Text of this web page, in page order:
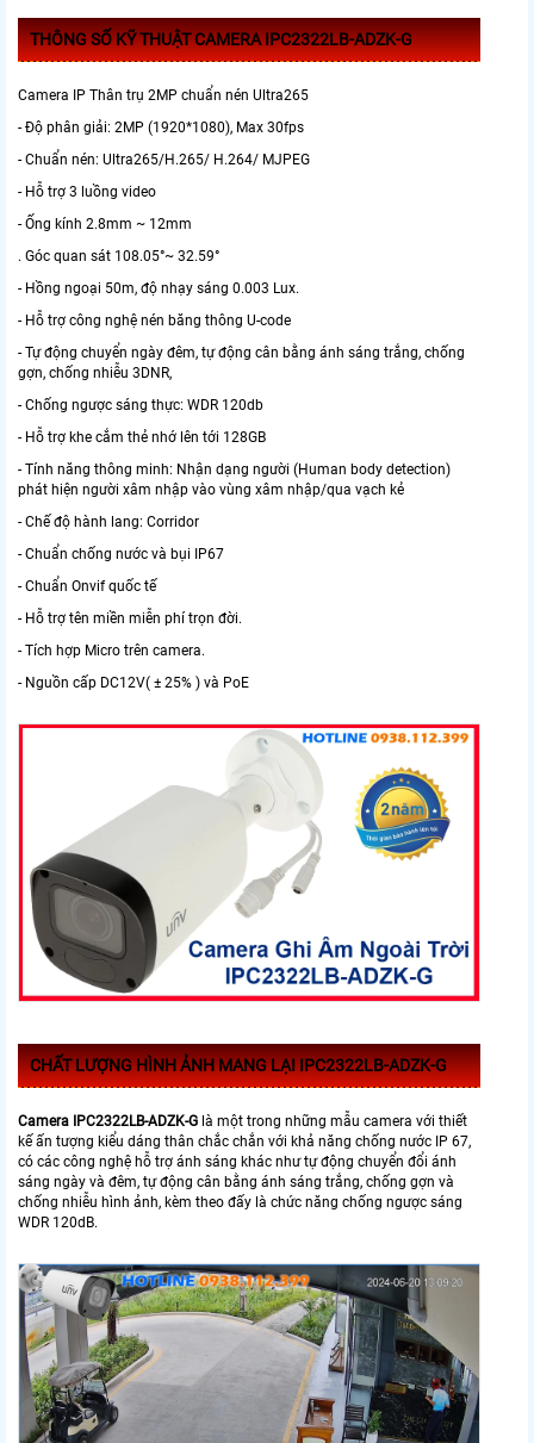
THÔNG SỐ KỸ THUẬT CAMERA IPC2322LB-ADZK-G
Camera IP Thân trụ 2MP chuẩn nén Ultra265
- Độ phân giải: 2MP (1920*1080), Max 30fps
- Chuẩn nén: Ultra265/H.265/ H.264/ MJPEG
- Hỗ trợ 3 luồng video
- Ống kính 2.8mm ~ 12mm
. Góc quan sát 108.05°~ 32.59°
- Hồng ngoại 50m, độ nhạy sáng 0.003 Lux.
- Hỗ trợ công nghệ nén băng thông U-code
- Tự động chuyển ngày đêm, tự động cân bằng ánh sáng trắng, chống
gợn, chống nhiễu 3DNR,
- Chống ngược sáng thực: WDR 120db
- Hỗ trợ khe cắm thẻ nhớ lên tới 128GB
- Tính năng thông minh: Nhận dạng người (Human body detection)
phát hiện người xâm nhập vào vùng xâm nhập/qua vạch kẻ
- Chế độ hành lang: Corridor
- Chuẩn chống nước và bụi IP67
- Chuẩn Onvif quốc tế
- Hỗ trợ tên miền miễn phí trọn đời.
- Tích hợp Micro trên camera.
- Nguồn cấp DC12V( ± 25% ) và PoE
CHẤT LƯỢNG HÌNH ẢNH MANG LẠI IPC2322LB-ADZK-G
Camera IPC2322LB-ADZK-G là một trong những mẫu camera với thiết
kế ấn tượng kiểu dáng thân chắc chắn với khả năng chống nước IP 67,
có các công nghệ hỗ trợ ánh sáng khác như tự động chuyển đổi ánh
sáng ngày và đêm, tự động cân bằng ánh sáng trắng, chống gợn và
chống nhiễu hình ảnh, kèm theo đấy là chức năng chống ngược sáng
WDR 120dB.